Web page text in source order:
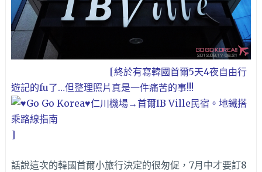
[終於有寫韓國首爾5天4夜自由行
遊記的fu了…但整理照片真是一件痛苦的事!!!
]
話說這次的韓國首爾小旅行決定的很匆促，7月中才要訂8